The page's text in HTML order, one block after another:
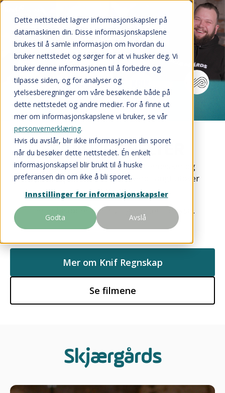
Dette nettstedet lagrer informasjonskapsler på
datamaskinen din. Disse informasjonskapslene
brukes til å samle informasjon om hvordan du
bruker nettstedet og sørger for at vi husker deg. Vi
bruker denne informasjonen til å forbedre og
tilpasse siden, og for analyser og
ytelsesberegninger om våre besøkende både på
dette nettstedet og andre medier. For å finne ut
mer om informasjonskapslene vi bruker, se vår
personvernerklæring.
Hvis du avslår, blir ikke informasjonen din sporet
når du besøker dette nettstedet. Én enkelt
informasjonskapsel blir brukt til å huske
preferansen din om ikke å bli sporet.
Innstillinger for informasjonskapsler
Godta Avslå
FRIVILLIGE HELTER
Vi er stolte av å få jobbe med mennesker og
organisasjoner som skaper verdi langt utover
regnskapet.
Her er historier om frivillige helter i praksis.
Mer om Knif Regnskap
Se filmene
Skjærgårds